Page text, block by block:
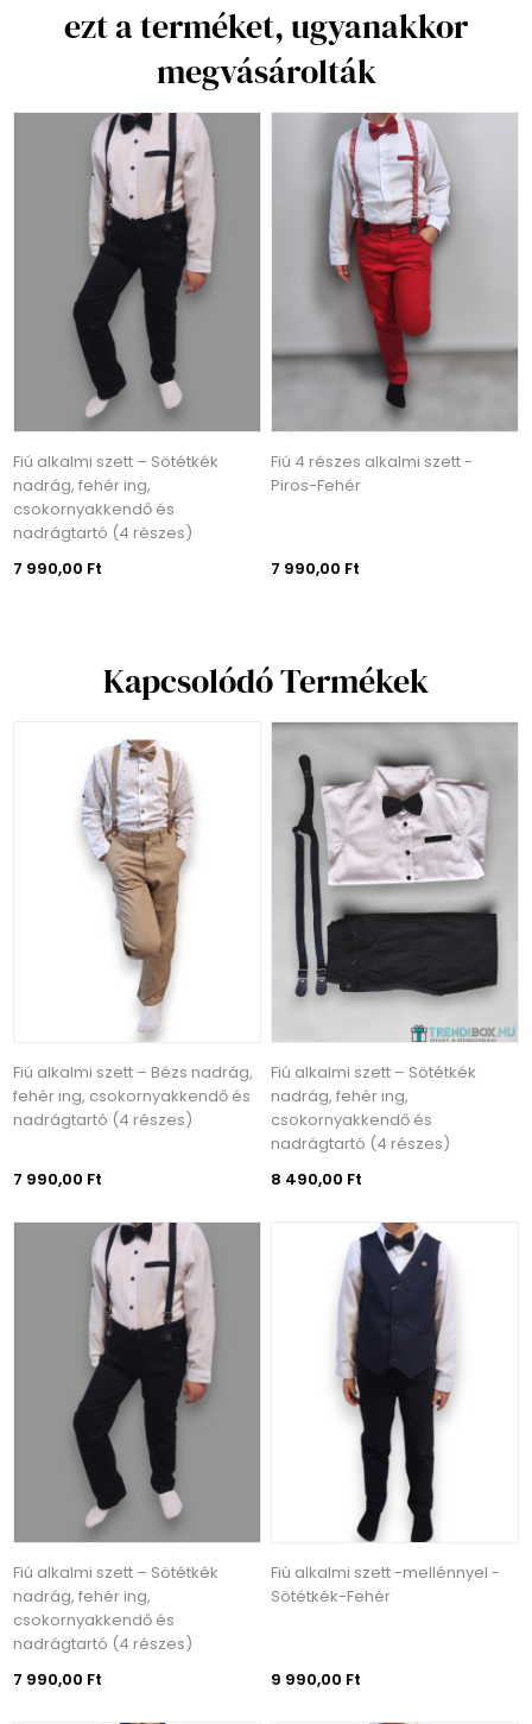
ezt a terméket, ugyanakkor
megvásárolták
Fiú alkalmi szett – Sötétkék
nadrág, fehér ing,
csokornyakkendő és
nadrágtartó (4 részes)
7 990,00 Ft
Fiú 4 részes alkalmi szett -
Piros-Fehér
7 990,00 Ft
Kapcsolódó Termékek
Fiú alkalmi szett – Bézs nadrág,
fehér ing, csokornyakkendő és
nadrágtartó (4 részes)
7 990,00 Ft
Fiú alkalmi szett – Sötétkék
nadrág, fehér ing,
csokornyakkendő és
nadrágtartó (4 részes)
8 490,00 Ft
Fiú alkalmi szett – Sötétkék
nadrág, fehér ing,
csokornyakkendő és
nadrágtartó (4 részes)
7 990,00 Ft
Fiú alkalmi szett -mellénnyel -
Sötétkék-Fehér
9 990,00 Ft